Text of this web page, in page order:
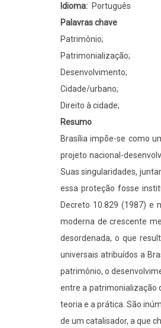
Idioma
Português
Palavras chave
Patrimônio;
Patrimonialização;
Desenvolvimento;
Cidade/urbano;
Direito à cidade;
Resumo
Brasília impõe-se como
projeto nacional-
Suas singularidades,
essa proteção fosse
Decreto 10.829 (1987) e
moderna de crescente
desordenada, o que
universais atribuídos a
patrimônio, o
entre a patrimonialização
teoria e a prática. São
de um catalisador, a que